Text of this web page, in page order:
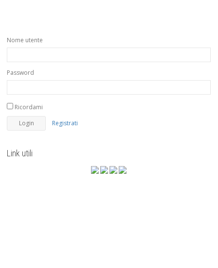
Nome utente
Password
Ricordami
Registrati
Link utili